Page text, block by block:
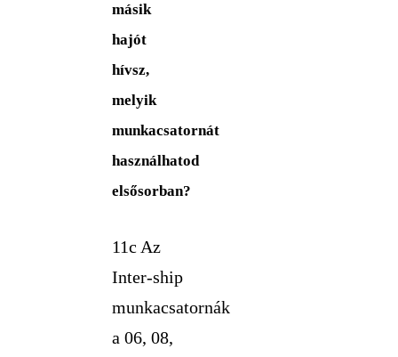
másik
hajót
hívsz,
melyik
munkacsatornát
használhatod
elsősorban?
11c Az
Inter-ship
munkacsatornák
a 06, 08,